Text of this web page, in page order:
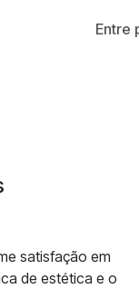
Entre
satisfação em
de estética e o